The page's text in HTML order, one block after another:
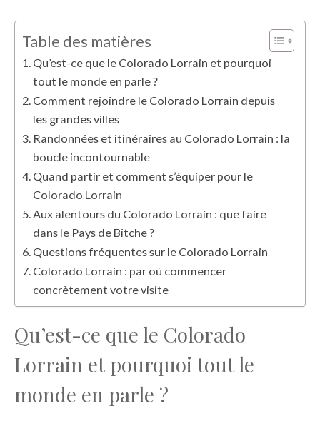
Table des matières
Qu’est-ce que le Colorado Lorrain et pourquoi
tout le monde en parle ?
Comment rejoindre le Colorado Lorrain depuis
les grandes villes
Randonnées et itinéraires au Colorado Lorrain : la
boucle incontournable
Quand partir et comment s’équiper pour le
Colorado Lorrain
Aux alentours du Colorado Lorrain : que faire
dans le Pays de Bitche ?
Questions fréquentes sur le Colorado Lorrain
Colorado Lorrain : par où commencer
concrètement votre visite
Qu’est-ce que le Colorado
Lorrain et pourquoi tout le
monde en parle ?